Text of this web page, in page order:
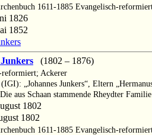
1611-1885 Evangelisch-
1826
1852
Junkers (1802 – 1876)
reformiert; Ackerer
„Johannes Junkers“, Eltern
aus Schaan stammende Rheydter
1802
1802
1611-1885 Evangelisch-